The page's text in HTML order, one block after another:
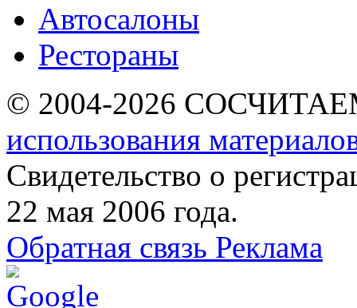
Автосалоны
Рестораны
© 2004-2026
использования
Свидетельство о
22 мая 2006 года.
Обратная связь Реклама